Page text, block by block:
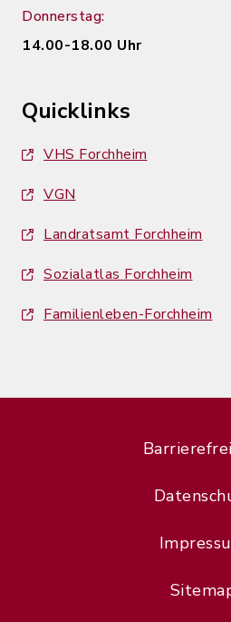
Donnerstag:
14.00-18.00 Uhr
Quicklinks
VHS Forchheim
VGN
Landratsamt Forchheim
Sozialatlas Forchheim
Familienleben-Forchheim